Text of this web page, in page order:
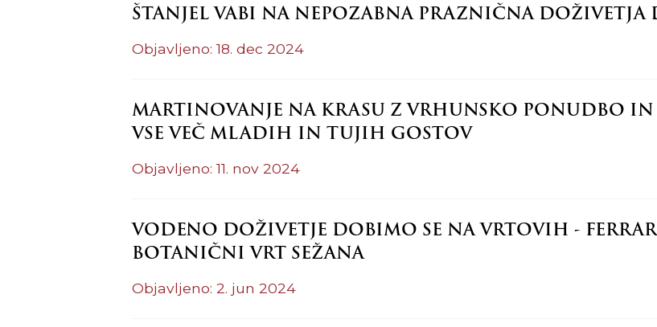
ŠTANJEL VABI NA NEPOZABNA PRAZNIČNA DOŽIVETJA
Objavljeno: 18. dec 2024
MARTINOVANJE NA KRASU Z VRHUNSKO PONUDBO
VSE VEČ MLADIH IN TUJIH GOSTOV
Objavljeno: 11. nov 2024
VODENO DOŽIVETJE DOBIMO SE NA VRTOVIH -
BOTANIČNI VRT SEŽANA
Objavljeno: 2. jun 2024